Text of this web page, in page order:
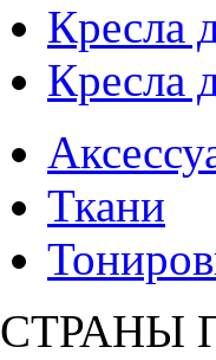
Кресла
Кресла
Ткани
СТРАНЫ